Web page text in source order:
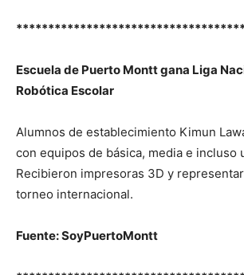
Escuela de Puerto Montt gana Liga
Robótica Escolar
Alumnos de establecimiento Kimun
con equipos de básica, media e incluso
Recibieron impresoras 3D y
torneo internacional.
Fuente: SoyPuertoMontt